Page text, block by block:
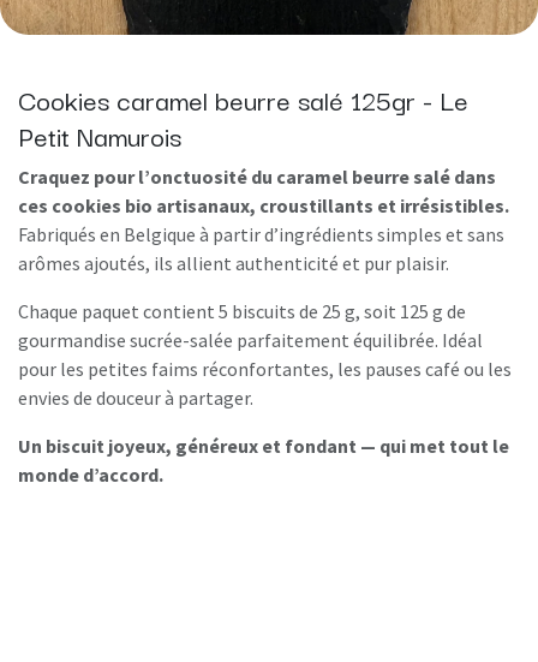
Cookies caramel beurre salé 125gr - Le
Petit Namurois
Craquez pour l’onctuosité du caramel beurre salé dans
ces cookies bio artisanaux, croustillants et irrésistibles.
Fabriqués en Belgique à partir d’ingrédients simples et sans
arômes ajoutés, ils allient authenticité et pur plaisir.
Chaque paquet contient 5 biscuits de 25 g, soit 125 g de
gourmandise sucrée-salée parfaitement équilibrée. Idéal
pour les petites faims réconfortantes, les pauses café ou les
envies de douceur à partager.
Un biscuit joyeux, généreux et fondant — qui met tout le
monde d’accord.